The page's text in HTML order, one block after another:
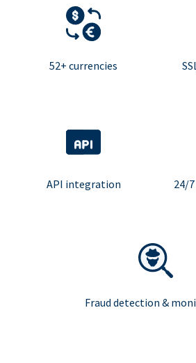
52+ currencies
API integration 24/
Fraud detection &